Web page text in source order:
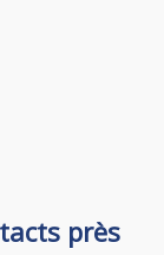
près